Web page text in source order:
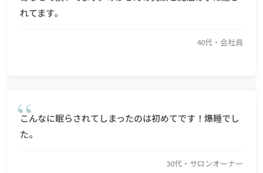
れてます。
40代・会社員
こんなに眠らされてしまったのは初めてです！爆睡でし
た。
30代・サロンオーナー